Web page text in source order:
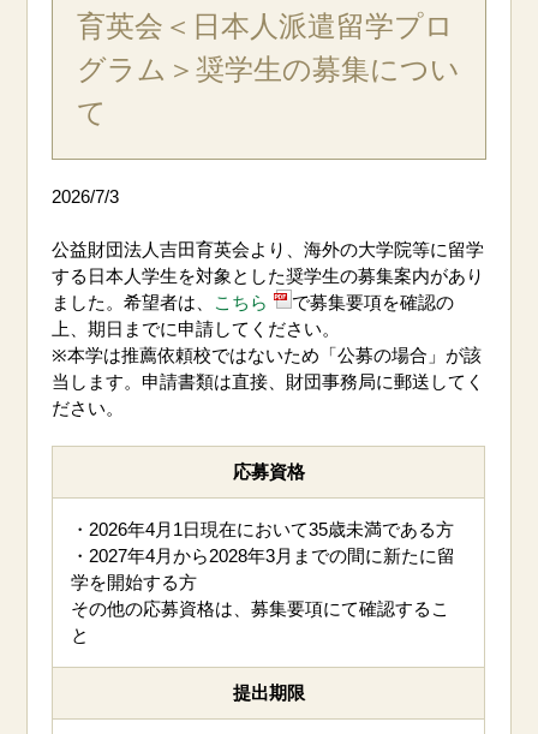
育英会＜日本人派遣留学プロ
グラム＞奨学生の募集につい
て
2026/7/3
公益財団法人吉田育英会よ り、海外の大学院等に留学
する 日本人学生を対象とした奨学生の募集案内があり
ました。希望者は、 こちら で募集要項を確認の
上、期日までに申請してください。
※本学は推薦依頼校ではないため「公募の場合」が該
当します。 申請書類は直接 、財団事務局に郵送 してく
ださい。
応募資格
・ 2026年4月1日現在において35歳未満である方
・2027年4月から2028年3月までの間に新たに留
学を開始する方
その他の応募資格は、募集要項にて確認するこ
と
提出期限